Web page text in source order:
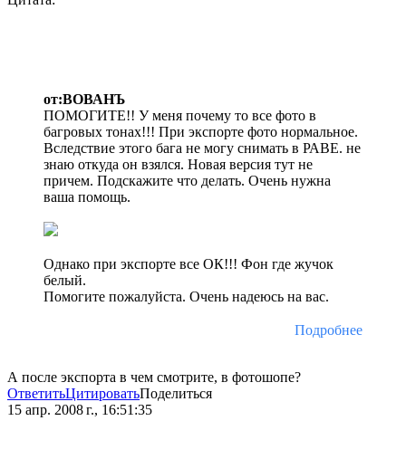
от:ВОВАНЪ
ПОМОГИТЕ!! У меня почему то все фото в
багровых тонах!!! При экспорте фото нормальное.
Вследствие этого бага не могу снимать в РАВЕ. не
знаю откуда он взялся. Новая версия тут не
причем. Подскажите что делать. Очень нужна
ваша помощь.
Однако при экспорте все ОК!!! Фон где жучок
белый.
Помогите пожалуйста. Очень надеюсь на вас.
Подробнее
А после экспорта в чем смотрите, в фотошопе?
ОтветитьЦитироватьПоделиться
15 апр. 2008 г., 16:51:35